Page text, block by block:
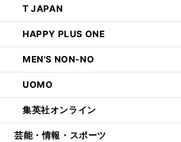
T JAPAN
HAPPY PLUS ONE
MEN'S NON-NO
UOMO
集英社オンライン
芸能・情報・スポーツ